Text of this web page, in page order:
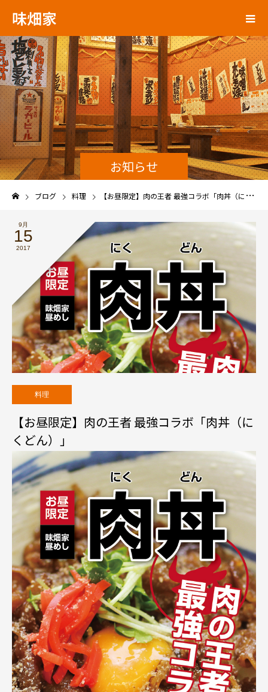
味畑家
お知らせ
ブログ 料理 【お昼限定】肉の王者 最強コラボ「肉丼（にくどん）」
9月
15
2017
料理
【お昼限定】肉の王者 最強コラボ「肉丼（に
くどん）」